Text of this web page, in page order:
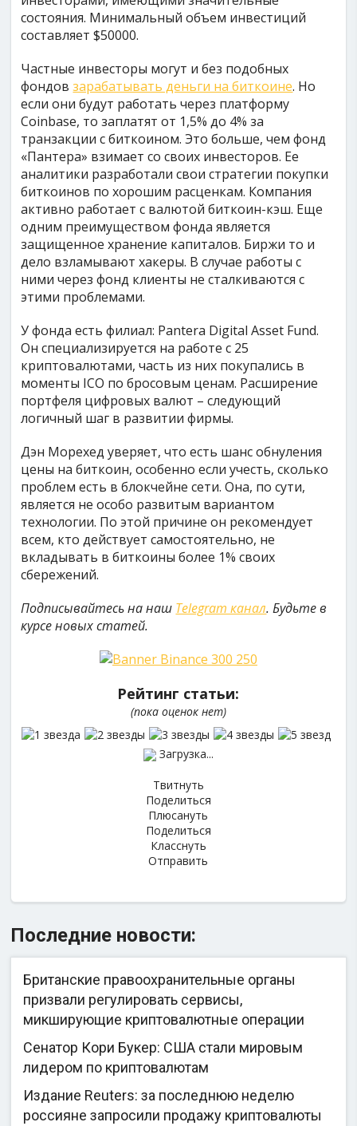
состояния. Минимальный объем инвестиций
составляет $50000.
Частные инвесторы могут и без подобных
фондовзарабатывать деньги на биткоине. Но
если они будут работать через платформу
Coinbase, то заплатят от 1,5% до 4% за
транзакции с биткоином. Это больше, чем фонд
«Пантера» взимает со своих инвесторов. Ее
аналитики разработали свои стратегии покупки
биткоинов по хорошим расценкам. Компания
активно работает с валютой биткоин-кэш. Еще
одним преимуществом фонда является
защищенное хранение капиталов. Биржи то и
дело взламывают хакеры. В случае работы с
ними через фонд клиенты не сталкиваются с
этими проблемами.
У фонда есть филиал: Pantera Digital Asset Fund.
Он специализируется на работе с 25
криптовалютами, часть из них покупались в
моменты ICO по бросовым ценам. Расширение
портфеля цифровых валют – следующий
логичный шаг в развитии фирмы.
Дэн Морехед уверяет, что есть шанс обнуления
цены на биткоин, особенно если учесть, сколько
проблем есть в блокчейне сети. Она, по сути,
является не особо развитым вариантом
технологии. По этой причине он рекомендует
всем, кто действует самостоятельно, не
вкладывать в биткоины более 1% своих
сбережений.
Подписывайтесь на наш Telegram канал. Будьте в
курсе новых статей.
Рейтинг статьи:
(пока оценок нет)
Загрузка...
Твитнуть
Поделиться
Плюсануть
Поделиться
Класснуть
Отправить
Последние новости:
Британские правоохранительные органы
призвали регулировать сервисы,
микширующие криптовалютные операции
Сенатор Кори Букер: США стали мировым
лидером по криптовалютам
Издание Reuters: за последнюю неделю
россияне запросили продажу криптовалюты